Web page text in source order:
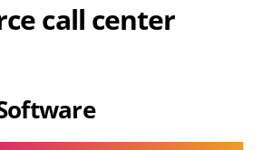
call center